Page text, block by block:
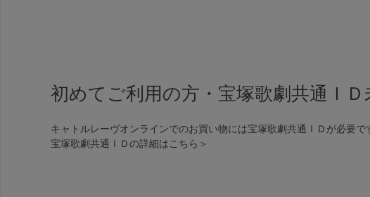
初めてご利用の方・宝塚歌劇共通ＩＤ
キャトルレーヴオンラインでのお買い物には宝塚歌劇共通ＩＤが必要で
宝塚歌劇共通ＩＤの詳細は こちら＞